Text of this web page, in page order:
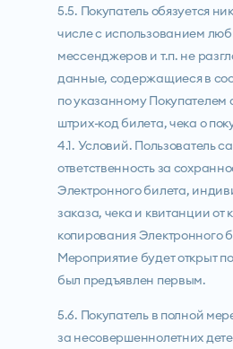
5.5. Покупатель обязуется
числе с использованием
мессенджеров и т.п. не
данные, содержащиеся в
по указанному
штрих-код билета, чека о
4.1. Условий. Пользователь
ответственность за
Электронного билета,
заказа, чека и квитанции от
копирования Электронного
Мероприятие будет открыт
был предъявлен первым.
5.6. Покупатель в полной
за несовершеннолетних